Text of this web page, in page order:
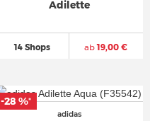
Adilette
14 Shops ab19,00 €
adidas
-28 %*